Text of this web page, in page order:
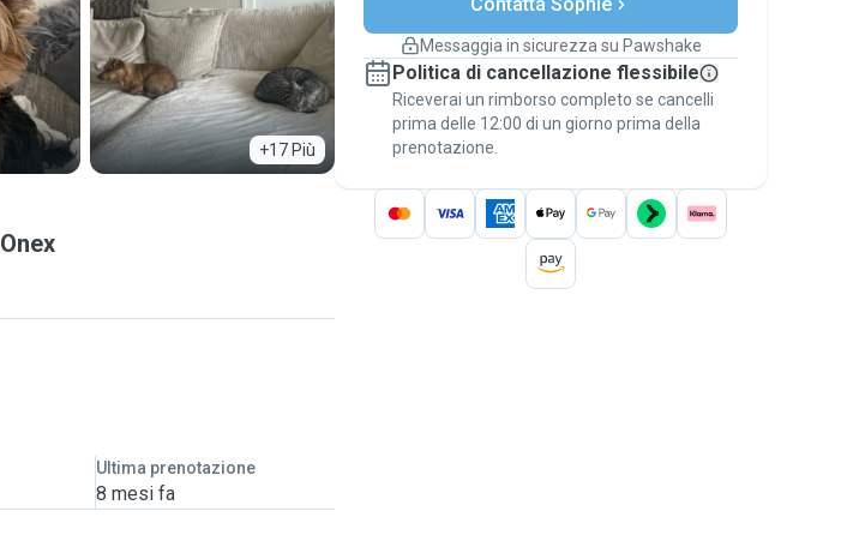
+17 Più
Onex
Ultima prenotazione
8 mesi fa
Prenotazioni coperte
Stai su Pawshake - dal primo messaggio al
pagamento - per attivare laGaranzia
Pawshake.
Messaggia in sicurezza su Pawshake
Politica di cancellazione flessibile
Riceverai un rimborso completo se cancelli
prima delle 12:00 di un giorno prima della
prenotazione.